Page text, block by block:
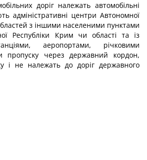
доріг належать автомобільні
адміністративні центри Автономної
з іншими населеними пунктами
Республіки Крим чи області та із
аеропортами, річковими
пропуску через державний кордон,
і не належать до доріг державного